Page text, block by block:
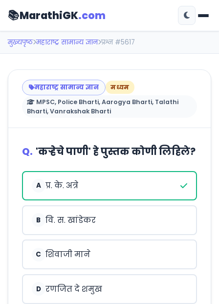
📚MarathiGK.com
मुख्यपृष्ठ महाराष्ट्र सामान्य ज्ञान प्रश्न #5617
महाराष्ट्र सामान्य ज्ञान
मध्यम
MPSC, Police Bharti, Aarogya Bharti, Talathi
Bharti, Vanrakshak Bharti
Q. 'कऱ्हेचे पाणी' हे पुस्तक कोणी लिहिले?
A प्र. के. अत्रे
B वि. स. खांडेकर
C शिवाजी माने
D रणजित दे शमुख